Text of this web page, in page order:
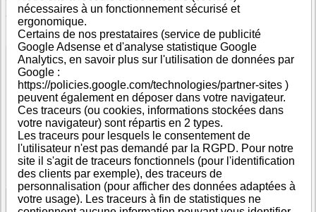
Sogecobat S.A., Delmas
FICHE ENTREPRISE
Dénomination Sogecobat S.A.
Nom
commercial
Societe de Genie en Construction Batiment et des
Travaux Publics
Adresse
4 Delmas 31
Ville
Delmas
Pays
Haïti
Type
d'adresse
Adresse unique
Téléphone
+509 38-----
DUNS®
Number
81-------
nécessaires à un fonctionnement sécurisé et
ergonomique.
Certains de nos prestataires (service de publicité
Google Adsense et d'analyse statistique Google
Analytics, en savoir plus sur l'utilisation de données par
Google :
https://policies.google.com/technologies/partner-sites )
peuvent également en déposer dans votre navigateur.
Ces traceurs (ou cookies, informations stockées dans
votre navigateur) sont répartis en 2 types.
Les traceurs pour lesquels le consentement de
l'utilisateur n'est pas demandé par la RGPD. Pour notre
site il s'agit de traceurs fonctionnels (pour l'identification
des clients par exemple), des traceurs de
personnalisation (pour afficher des données adaptées à
votre usage). Les traceurs à fin de statistiques ne